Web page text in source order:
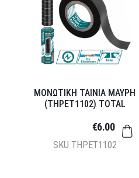
ΜΟΝΩΤΙΚΗ ΤΑΙΝΙΑ ΜΑΥΡΗ
(THPET1102) TOTAL
SKU THPET1102
€6.00